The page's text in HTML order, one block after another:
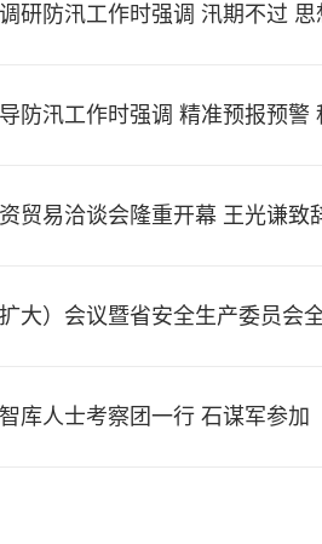
研防汛工作时强调 汛期不过
防汛工作时强调 精准预报预警
贸易洽谈会隆重开幕 王光谦致
大）会议暨省安全生产委员会
库人士考察团一行 石谋军参加